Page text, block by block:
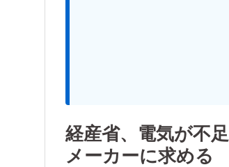
経産省、電気が不
メーカーに求める